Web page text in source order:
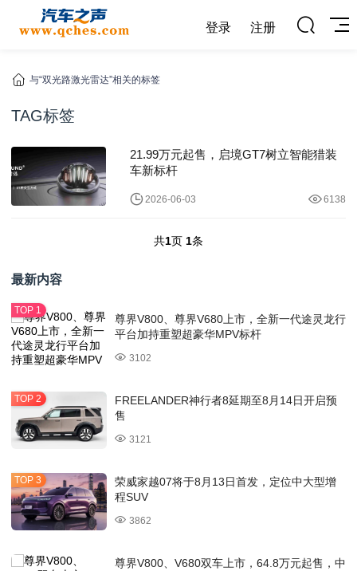
登录 注册
与“双光路激光雷达”相关的标签
TAG标签
21.99万元起售，启境GT7树立智能猎装
车新标杆
2026-06-03 6138
共1页 1条
最新内容
尊界V800、尊界V680上市，全新一代途灵龙行
平台加持重塑超豪华MPV标杆
3102
FREELANDER神行者8延期至8月14日开启预
售
3121
荣威家越07将于8月13日首发，定位中大型增
程SUV
3862
尊界V800、V680双车上市，64.8万元起售，中